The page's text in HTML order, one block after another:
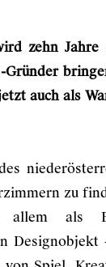
zehn Jahre
auch als
zu
allem als
Designobjekt